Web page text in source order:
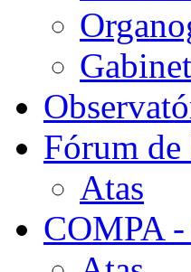
Fórum
Atas
COMPA